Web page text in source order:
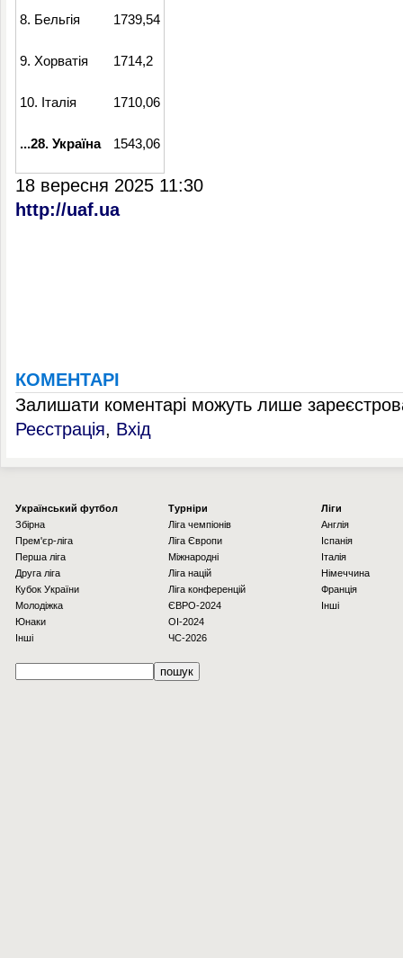
8. Бельгія 1739,54
9. Хорватія 1714,2
10. Італія 1710,06
...28. Україна 1543,06
18 вересня 2025 11:30
http://uaf.ua
КОМЕНТАРІ
Залишати коментарі можуть лише
Реєстрація, Вхід
Українcький футбол
Збірна
Прем'єр-ліга
Перша ліга
Друга ліга
Кубок України
Молодіжка
Юнаки
Інші
Турніри
Ліга чемпіонів
Ліга Європи
Міжнародні
Ліга націй
Ліга конференцій
ЄВРО-2024
OI-2024
ЧС-2026
Ліги
Англія
Іспанія
Італія
Німеччина
Франція
Інші